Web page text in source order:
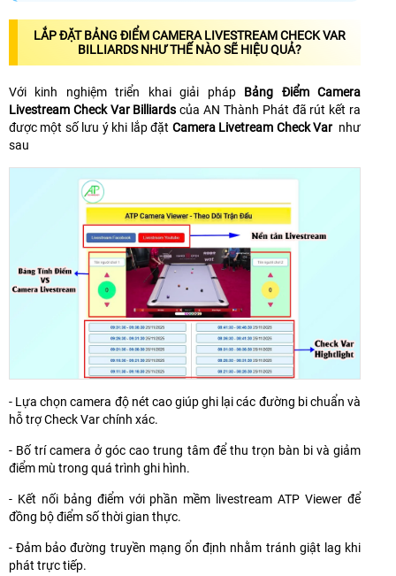
LẮP ĐẶT BẢNG ĐIỂM CAMERA LIVESTREAM CHECK VAR
BILLIARDS NHƯ THẾ NÀO SẼ HIỆU QUẢ?
Với kinh nghiệm triển khai giải phápBảng Điểm Camera
Livestream Check Var Billiardscủa AN Thành Phát đã rút kết ra
được một số lưu ý khi lắp đặt Camera Livetream Check Var như
sau
- Lựa chọn camera độ nét cao giúp ghi lại các đường bi chuẩn và
hỗ trợ Check Var chính xác.
- Bố trí camera ở góc cao trung tâm để thu trọn bàn bi và giảm
điểm mù trong quá trình ghi hình.
- Kết nối bảng điểm với phần mềm livestream ATP Viewer để
đồng bộ điểm số thời gian thực.
- Đảm bảo đường truyền mạng ổn định nhằm tránh giật lag khi
phát trực tiếp.